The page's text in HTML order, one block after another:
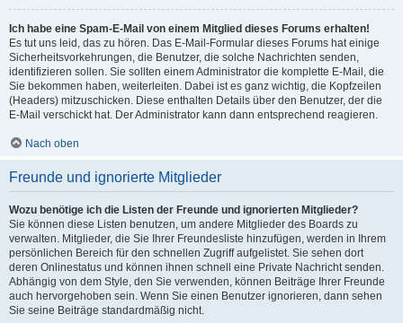
Ich habe eine Spam-E-Mail von einem Mitglied dieses Forums erhalten!
Es tut uns leid, das zu hören. Das E-Mail-Formular dieses Forums hat einige
Sicherheitsvorkehrungen, die Benutzer, die solche Nachrichten senden,
identifizieren sollen. Sie sollten einem Administrator die komplette E-Mail, die
Sie bekommen haben, weiterleiten. Dabei ist es ganz wichtig, die Kopfzeilen
(Headers) mitzuschicken. Diese enthalten Details über den Benutzer, der die
E-Mail verschickt hat. Der Administrator kann dann entsprechend reagieren.
Nach oben
Freunde und ignorierte Mitglieder
Wozu benötige ich die Listen der Freunde und ignorierten Mitglieder?
Sie können diese Listen benutzen, um andere Mitglieder des Boards zu
verwalten. Mitglieder, die Sie Ihrer Freundesliste hinzufügen, werden in Ihrem
persönlichen Bereich für den schnellen Zugriff aufgelistet. Sie sehen dort
deren Onlinestatus und können ihnen schnell eine Private Nachricht senden.
Abhängig von dem Style, den Sie verwenden, können Beiträge Ihrer Freunde
auch hervorgehoben sein. Wenn Sie einen Benutzer ignorieren, dann sehen
Sie seine Beiträge standardmäßig nicht.